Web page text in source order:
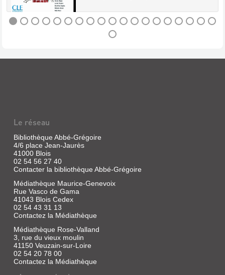
CD
AUDIO
COLLECT...
Livre
lu
|
CLE
international,
2012
Ces
trois
CD
rassemblent
le
livre
de
l'élève,
Le réseau
Bibliothèque Abbé-Grégoire
4/6 place Jean-Jaurès
41000 Blois
02 54 56 27 40
Contacter la bibliothèque Abbé-Grégoire
Médiathèque Maurice-Genevoix
Rue Vasco de Gama
41043 Blois Cedex
02 54 43 31 13
Contactez la Médiathèque
Médiathèque Rose-Valland
3, rue du vieux moulin
41150 Veuzain-sur-Loire
02 54 20 78 00
Contactez la Médiathèque